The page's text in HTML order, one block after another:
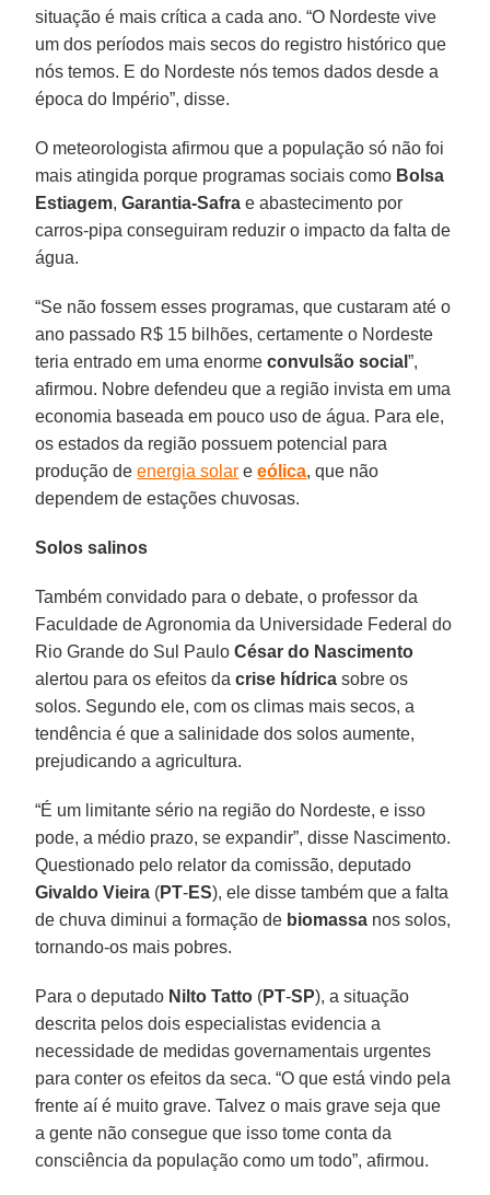
situação é mais crítica a cada ano. “O Nordeste vive
um dos períodos mais secos do registro histórico que
nós temos. E do Nordeste nós temos dados desde a
época do Império”, disse.
O meteorologista afirmou que a população só não foi
mais atingida porque programas sociais como Bolsa
Estiagem,Garantia-Safra e abastecimento por
carros-pipa conseguiram reduzir o impacto da falta de
água.
“Se não fossem esses programas, que custaram até o
ano passado R$ 15 bilhões, certamente o Nordeste
teria entrado em uma enormeconvulsão social”,
afirmou. Nobre defendeu que a região invista em uma
economia baseada em pouco uso de água. Para ele,
os estados da região possuem potencial para
produção de energia solar eeólica, que não
dependem de estações chuvosas.
Solos salinos
Também convidado para o debate, o professor da
Faculdade de Agronomia da Universidade Federal do
Rio Grande do Sul PauloCésar do Nascimento
alertou para os efeitos dacrise hídrica sobre os
solos. Segundo ele, com os climas mais secos, a
tendência é que a salinidade dos solos aumente,
prejudicando a agricultura.
“É um limitante sério na região do Nordeste, e isso
pode, a médio prazo, se expandir”, disse Nascimento.
Questionado pelo relator da comissão, deputado
Givaldo Vieira (PT-ES), ele disse também que a falta
de chuva diminui a formação de biomassa nos solos,
tornando-os mais pobres.
Para o deputado Nilto Tatto (PT-SP), a situação
descrita pelos dois especialistas evidencia a
necessidade de medidas governamentais urgentes
para conter os efeitos da seca. “O que está vindo pela
frente aí é muito grave. Talvez o mais grave seja que
a gente não consegue que isso tome conta da
consciência da população como um todo”, afirmou.